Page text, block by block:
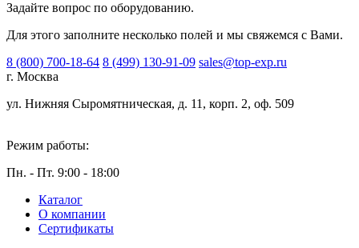
Задайте вопрос по оборудованию.
Для этого заполните несколько полей и мы свяжемся с Вами.
8 (800) 700-18-64 8 (499) 130-91-09 sales@top-exp.ru
г. Москва
ул. Нижняя Сыромятническая, д. 11, корп. 2, оф. 509
Режим работы:
Пн. - Пт. 9:00 - 18:00
Каталог
О компании
Сертификаты